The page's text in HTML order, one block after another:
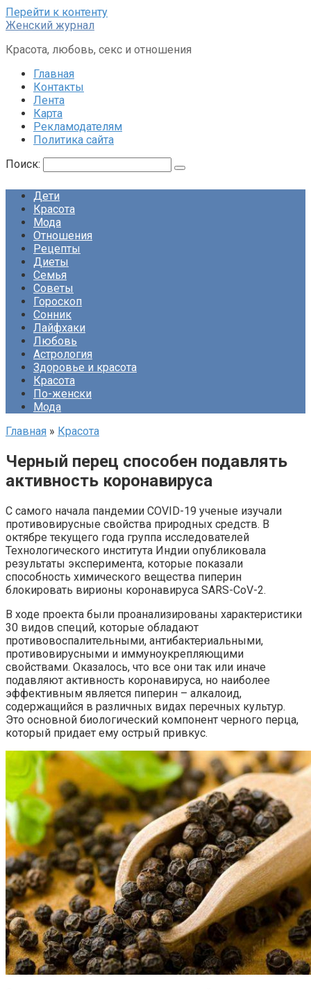
Перейти к контенту
Женский журнал
Красота, любовь, секс и отношения
Главная
Контакты
Лента
Карта
Рекламодателям
Политика сайта
Поиск:
Дети
Красота
Мода
Отношения
Рецепты
Диеты
Семья
Советы
Гороскоп
Сонник
Лайфхаки
Любовь
Астрология
Здоровье и красота
Красота
По-женски
Мода
Главная » Красота
Черный перец способен подавлять
активность коронавируса
С самого начала пандемии COVID-19 ученые изучали
противовирусные свойства природных средств. В
октябре текущего года группа исследователей
Технологического института Индии опубликовала
результаты эксперимента, которые показали
способность химического вещества пиперин
блокировать вирионы коронавируса SARS-CoV-2.
В ходе проекта были проанализированы характеристики
30 видов специй, которые обладают
противовоспалительными, антибактериальными,
противовирусными и иммуноукрепляющими
свойствами. Оказалось, что все они так или иначе
подавляют активность коронавируса, но наиболее
эффективным является пиперин – алкалоид,
содержащийся в различных видах перечных культур.
Это основной биологический компонент черного перца,
который придает ему острый привкус.